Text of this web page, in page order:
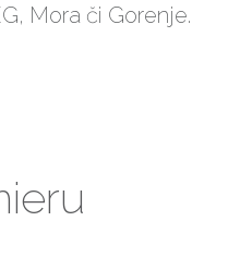
Mora či Gorenje.